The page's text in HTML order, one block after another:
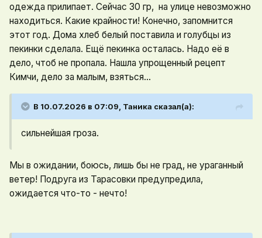
одежда прилипает. Сейчас 30 гр, на улице невозможно
находиться. Какие крайности! Конечно, запомнится
этот год. Дома хлеб белый поставила и голубцы из
пекинки сделала. Ещё пекинка осталась. Надо её в
дело, чтоб не пропала. Нашла упрощенный рецепт
Кимчи, дело за малым, взяться...
В 10.07.2026 в 07:09, Таника сказал(а):
сильнейшая гроза.
Мы в ожидании, боюсь, лишь бы не град, не ураганный
ветер! Подруга из Тарасовки предупредила,
ожидается что-то - нечто!